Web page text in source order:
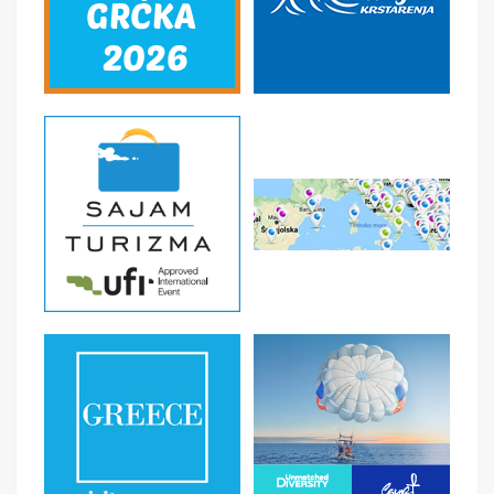
romantizma. Povratak u Lisabon. Noćenje.
Dan 4 LISABONDoručak. Slobodan dan, prilika za
posetu i obilazak Parka nacija, komercijalne i
transformaciju povodom održavanja Svetske izložbe
Expo 98 – najvećeg zatvorenog okeanarijuma u Evropi
(ulaznica je oko 13 evra); ili vožnju žičarom sa
panoramskim pogledom na most Vasko da Gama, najduži
most u Evropi dužine 17 kilometara. Uveče, fakultativni
odlazak na večeru u tipični restoran sa fado programom
i folklorom inspirisanim običajima u raznim oblastima
Portugala. Noćenje.
Dan 5 LISABON – OBIDOŠ – ALKOBASA – BATALJA –
NAZARE – LISABONDoručak. Celodnevni fakultativni
izlet “Obidoš, Alkobasa, Batalja, Nazare”, prilika da se
upozna centralni deo Portugalije. Obidoš je najlepši i
najbolje očuvan srednjovekovni grad u zemlji i u
potpunosti je opasan tvrđavom visokom 13 metara a
koja potiče iz 12. veka. Poznat je i kao „grad venčani